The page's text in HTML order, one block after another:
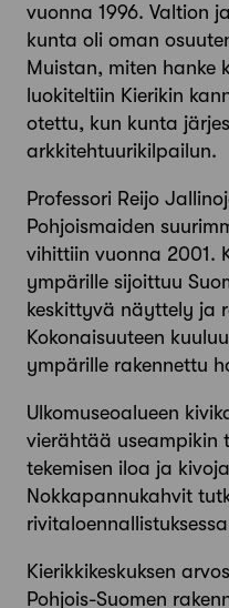
vuonna 1996. Valtion
kunta oli oman
Muistan, miten hanke
luokiteltiin Kierikin
otettu, kun kunta
arkkitehtuurikilpailun.
Professori Reijo
Pohjoismaiden
vihittiin vuonna 2001.
ympärille sijoittuu
keskittyvä näyttely ja
Kokonaisuuteen
ympärille rakennettu
Ulkomuseoalueen
vierähtää useampikin
tekemisen iloa ja
Nokkapannukahvit
Kierikkikeskuksen
Pohjois-Suomen